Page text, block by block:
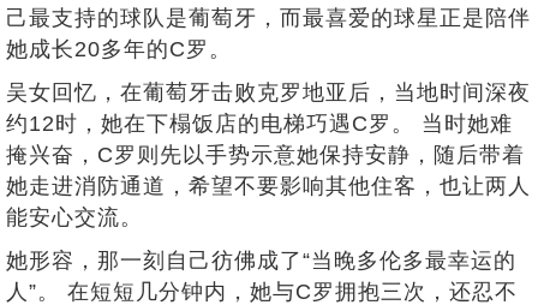
己最支持的球队是葡萄牙，而最喜爱的球星正是陪伴
她成长20多年的C罗。
吴女回忆，在葡萄牙击败克罗地亚后，当地时间深夜
约12时，她在下榻饭店的电梯巧遇C罗。 当时她难
掩兴奋，C罗则先以手势示意她保持安静，随后带着
她走进消防通道，希望不要影响其他住客，也让两人
能安心交流。
她形容，那一刻自己彷佛成了“当晚多伦多最幸运的
人”。 在短短几分钟内，她与C罗拥抱三次，还忍不